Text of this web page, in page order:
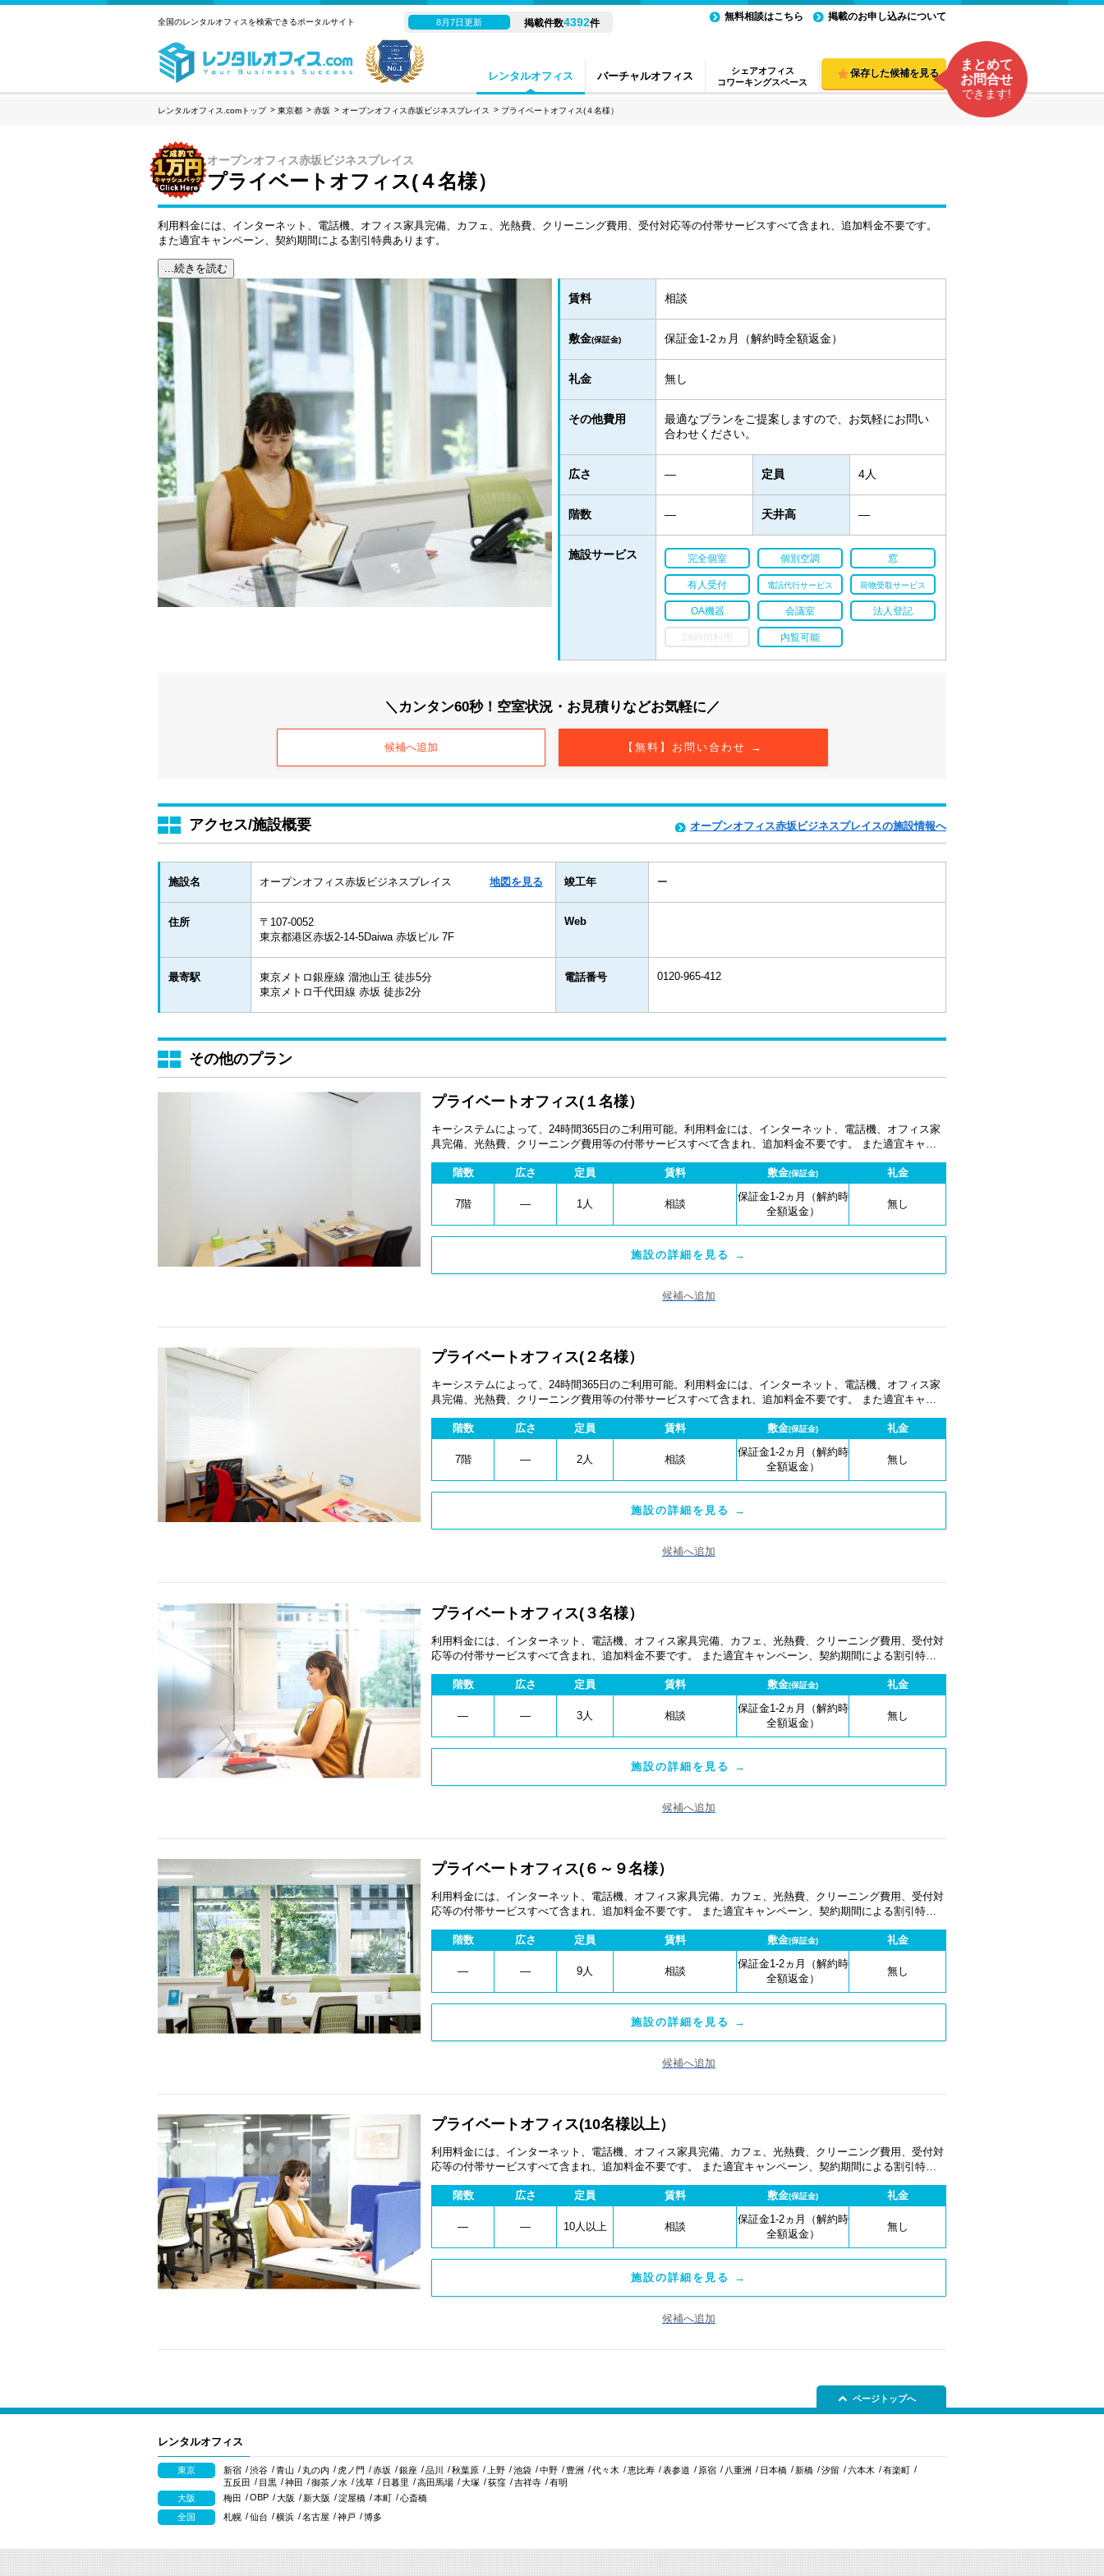
レンタルオフィス バーチャルオフィス
シェアオフィス
コワーキングスペース
全国のレンタルオフィスを検索できるポータルサイト 8月7日更新 掲載件数4392件
無料相談はこちら 掲載のお申し込みについて
保存した候補を見る
まとめて
お問合せ
できます!
レンタルオフィス.comトップ 東京都 赤坂 オープンオフィス赤坂ビジネスプレイス プライベートオフィス(４名様）
オープンオフィス赤坂ビジネスプレイス
プライベートオフィス(４名様）
利用料金には、インターネット、電話機、オフィス家具完備、カフェ、光熱費、クリーニング費用、受付対応等の付帯サービスすべて含まれ、追加料金不要です。
また適宜キャンペーン、契約期間による割引特典あります。
...続きを読む
賃料 相談
敷金(保証金) 保証金1-2ヵ月（解約時全額返金）
礼金 無し
その他費用
最適なプランをご提案しますので、お気軽にお問い
合わせください。
広さ ― 定員 4人
階数 ― 天井高 ―
施設サービス 完全個室 個別空調 窓
有人受付 電話代行サービス 荷物受取サービス
OA機器 会議室 法人登記
24時間利用 内覧可能
＼カンタン60秒！空室状況・お見積りなどお気軽に／
【無料】お問い合わせ →
候補へ追加
アクセス/施設概要 オープンオフィス赤坂ビジネスプレイスの施設情報へ
施設名 オープンオフィス赤坂ビジネスプレイス 地図を見る 竣工年 ー
住所
〒107-0052
東京都港区赤坂2-14-5Daiwa 赤坂ビル 7F
Web
最寄駅
東京メトロ銀座線 溜池山王 徒歩5分
東京メトロ千代田線 赤坂 徒歩2分
電話番号 0120-965-412
その他のプラン
プライベートオフィス(１名様）
キーシステムによって、24時間365日のご利用可能。利用料金には、インターネット、電話機、オフィス家
具完備、光熱費、クリーニング費用等の付帯サービスすべて含まれ、追加料金不要です。 また適宜キャン
階数
広さ 定員 賃料 敷金(保証金) 礼金
7階 ― 1人 相談
保証金1-2ヵ月（解約時
全額返金）
無し
施設の詳細を見る →
候補へ追加
プライベートオフィス(２名様）
キーシステムによって、24時間365日のご利用可能。利用料金には、インターネット、電話機、オフィス家
具完備、光熱費、クリーニング費用等の付帯サービスすべて含まれ、追加料金不要です。 また適宜キャン
階数
広さ 定員 賃料 敷金(保証金) 礼金
7階 ― 2人 相談
保証金1-2ヵ月（解約時
全額返金）
無し
施設の詳細を見る →
候補へ追加
プライベートオフィス(３名様）
利用料金には、インターネット、電話機、オフィス家具完備、カフェ、光熱費、クリーニング費用、受付対
応等の付帯サービスすべて含まれ、追加料金不要です。 また適宜キャンペーン、契約期間による割引特典
階数
広さ 定員 賃料 敷金(保証金) 礼金
― ― 3人 相談
保証金1-2ヵ月（解約時
全額返金）
無し
施設の詳細を見る →
候補へ追加
プライベートオフィス(６～９名様）
利用料金には、インターネット、電話機、オフィス家具完備、カフェ、光熱費、クリーニング費用、受付対
応等の付帯サービスすべて含まれ、追加料金不要です。 また適宜キャンペーン、契約期間による割引特典
階数
広さ 定員 賃料 敷金(保証金) 礼金
― ― 9人 相談
保証金1-2ヵ月（解約時
全額返金）
無し
施設の詳細を見る →
候補へ追加
プライベートオフィス(10名様以上）
利用料金には、インターネット、電話機、オフィス家具完備、カフェ、光熱費、クリーニング費用、受付対
応等の付帯サービスすべて含まれ、追加料金不要です。 また適宜キャンペーン、契約期間による割引特典
階数
広さ 定員 賃料 敷金(保証金) 礼金
― ― 10人以上 相談
保証金1-2ヵ月（解約時
全額返金）
無し
施設の詳細を見る →
候補へ追加
ページトップへ
レンタルオフィス
東京 新宿 渋谷 青山 丸の内 虎ノ門 赤坂 銀座 品川 秋葉原 上野 池袋 中野 豊洲 代々木 恵比寿 表参道 原宿 八重洲 日本橋 新橋 汐留 六本木
有楽町
五反田
目黒 神田 御茶ノ水 浅草 日暮里 高田馬場 大塚 荻窪 吉祥寺
有明
大阪
梅田 OBP 大阪 新大阪 淀屋橋 本町
心斎橋
全国
札幌 仙台 横浜 名古屋 神戸 博多